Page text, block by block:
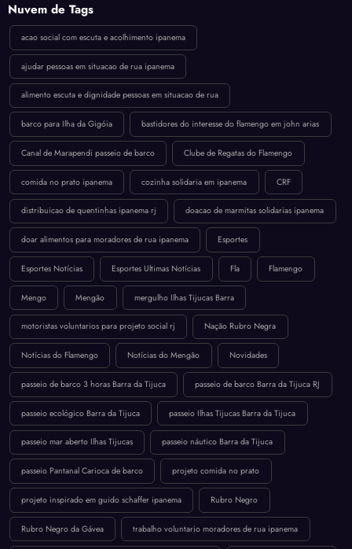
Nuvem de Tags
acao social com escuta e acolhimento ipanema
ajudar pessoas em situacao de rua ipanema
alimento escuta e dignidade pessoas em situacao de rua
barco para Ilha da Gigóia bastidores do interesse do flamengo em john arias
Canal de Marapendi passeio de barco Clube de Regatas do Flamengo
comida no prato ipanema cozinha solidaria em ipanema CRF
distribuicao de quentinhas ipanema rj doacao de marmitas solidarias ipanema
doar alimentos para moradores de rua ipanema Esportes
Esportes Notícias Esportes Ultimas Notícias Fla Flamengo
Mengo Mengão mergulho Ilhas Tijucas Barra
motoristas voluntarios para projeto social rj Nação Rubro Negra
Notícias do Flamengo Notícias do Mengão Novidades
passeio de barco 3 horas Barra da Tijuca passeio de barco Barra da Tijuca RJ
passeio ecológico Barra da Tijuca passeio Ilhas Tijucas Barra da Tijuca
passeio mar aberto Ilhas Tijucas passeio náutico Barra da Tijuca
passeio Pantanal Carioca de barco projeto comida no prato
projeto inspirado em guido schaffer ipanema Rubro Negro
Rubro Negro da Gávea trabalho voluntario moradores de rua ipanema